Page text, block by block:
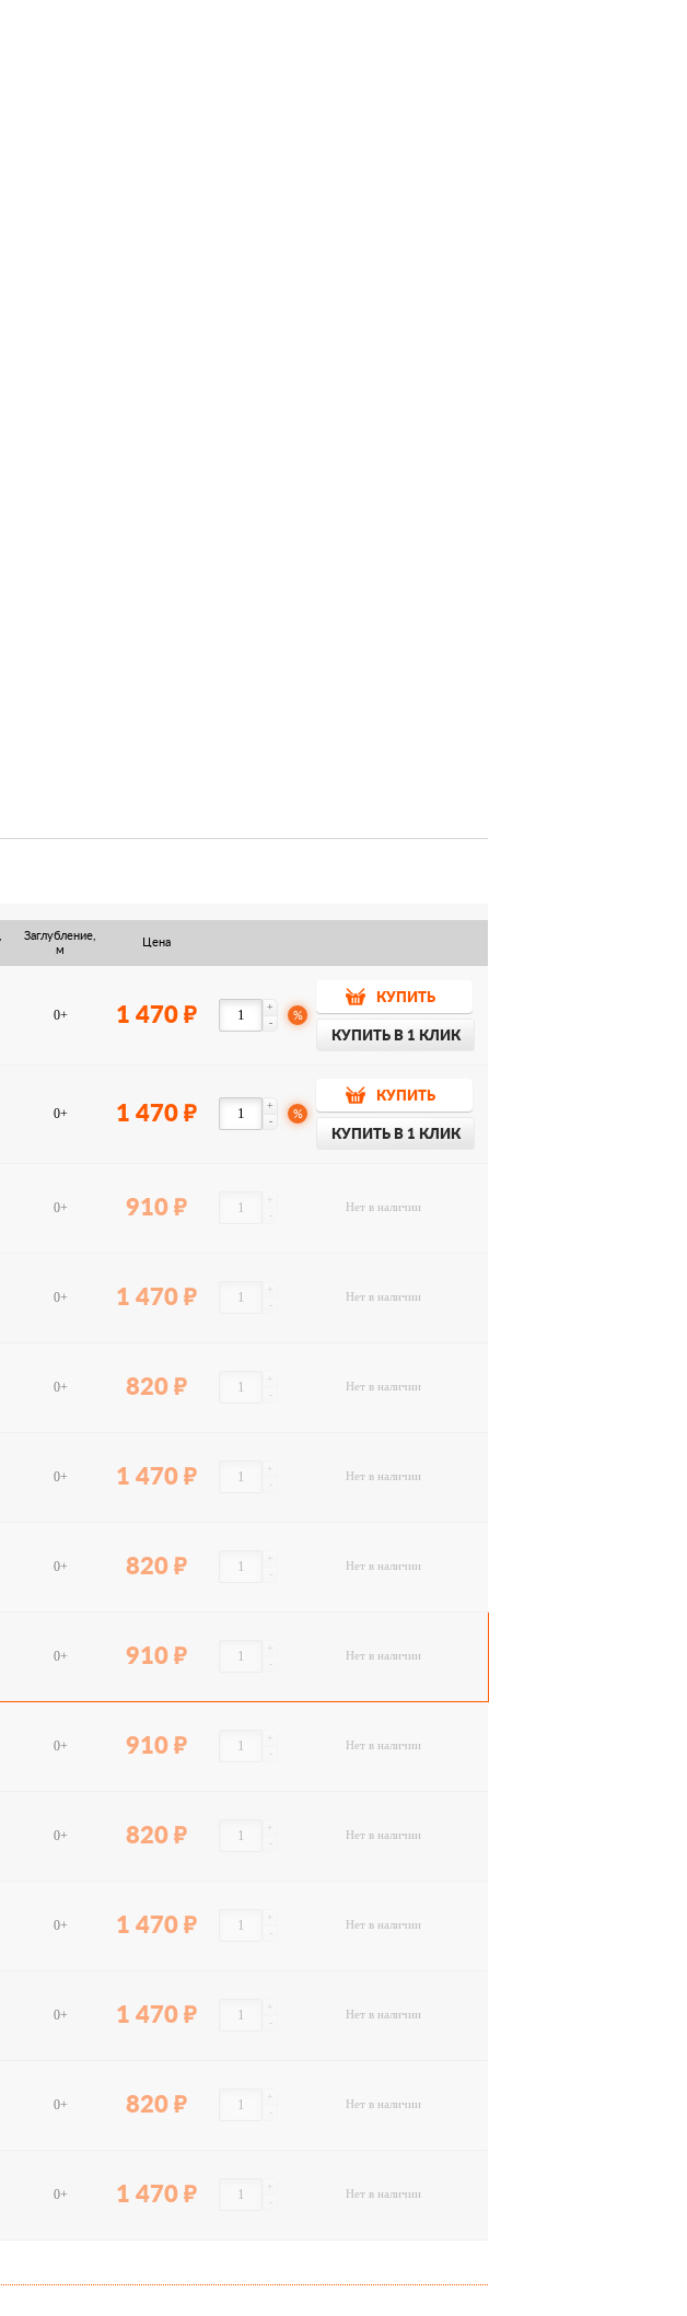
Заглубление,
м
Цена
0+ 1 470 -
+
%
КУПИТЬ
КУПИТЬ В 1 КЛИК
0+ 1 470 -
+
%
КУПИТЬ
КУПИТЬ В 1 КЛИК
0+ 910 -
+
Нет в наличии
0+ 1 470 -
+
Нет в наличии
0+ 820 -
+
Нет в наличии
0+ 1 470 -
+
Нет в наличии
0+ 820 -
+
Нет в наличии
0+ 910 -
+
Нет в наличии
0+ 910 -
+
Нет в наличии
0+ 820 -
+
Нет в наличии
0+ 1 470 -
+
Нет в наличии
0+ 1 470 -
+
Нет в наличии
0+ 820 -
+
Нет в наличии
0+ 1 470 -
+
Нет в наличии